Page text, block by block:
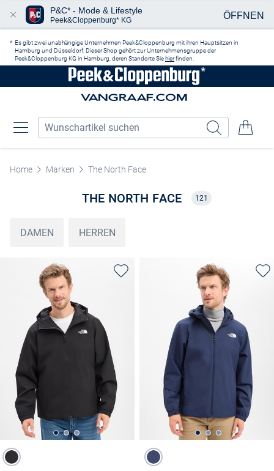
Es gibt zwei unabhängige Unternehmen Peek&Cloppenburg mit ihren Hauptsitzen in
Hamburg und Düsseldorf. Dieser Shop gehört zur Unternehmensgruppe der
Peek&Cloppenburg KG in Hamburg, deren Standorte Sie hierfinden.
Home Marken The North Face
THE NORTH FACE 121
DAMEN HERREN
P&C* - Mode & Lifestyle
Peek&Cloppenburg* KG ÖFFNEN